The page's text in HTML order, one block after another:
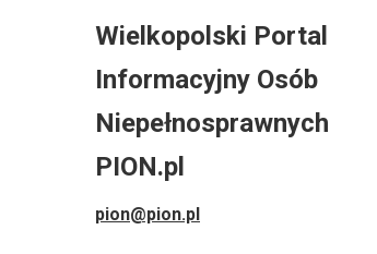
Wielkopolski Portal
Informacyjny Osób
Niepełnosprawnych
PION.pl
pion@pion.pl